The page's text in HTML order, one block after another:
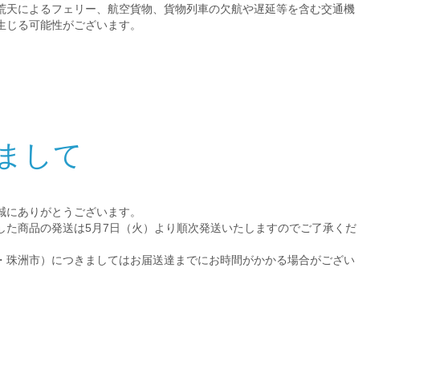
によるフェリー、航空貨物、貨物列車の欠航や遅延等を含む交通機
る可能性がございます。
して
ありがとうございます。
商品の発送は5月7日（火）より順次発送いたしますのでご了承くだ
洲市）につきましてはお届送達までにお時間がかかる場合がござい